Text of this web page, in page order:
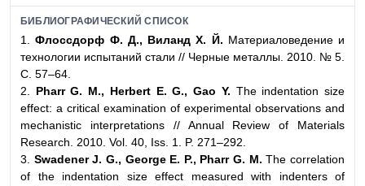
БИБЛИОГРАФИЧЕСКИЙ СПИСОК
1.Флоссдорф Ф. Д., Виланд Х. Й. Материаловедение и
технологии испытаний стали // Черные металлы. 2010. № 5.
С. 57–64.
2.
Pharr G. M., Herbert E. G., Gao Y. The indentation size
effect: a critical examination of experimental observations and
mechanistic interpretations // Annual Review of Materials
Research. 2010. Vol. 40, Iss. 1. P. 271–292.
3. Swadener J. G., George E. P., Pharr G. M. The correlation
of the indentation size effect measured with indenters of